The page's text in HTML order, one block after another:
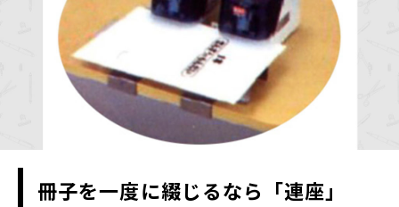
冊子を一度に綴じるなら「連座」